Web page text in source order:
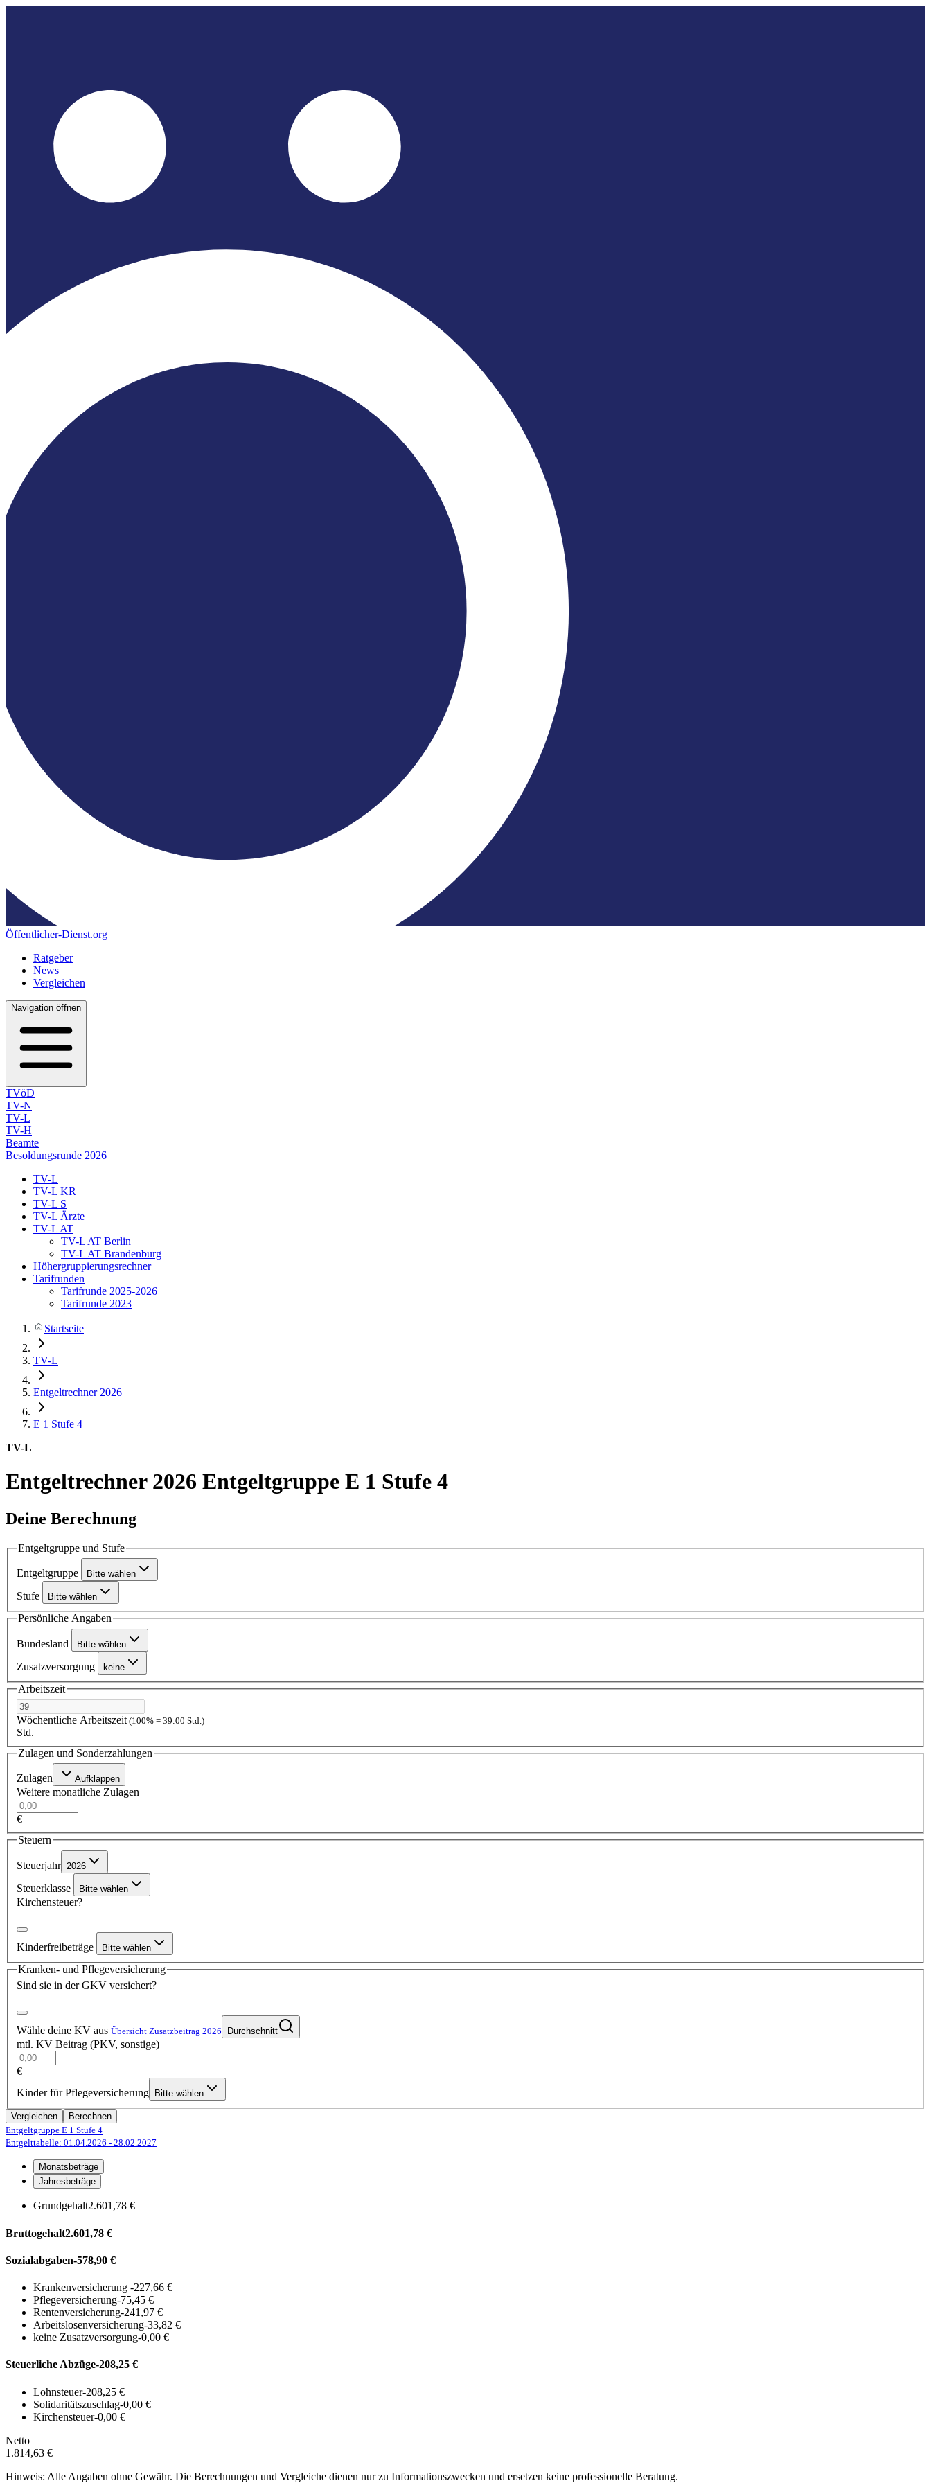
Öffentlicher-Dienst.org
Ratgeber
News
Vergleichen
Navigation öffnen
TVöD
TV-N
TV-L
TV-H
Beamte
Besoldungsrunde 2026
TV-L
TV-L KR
TV-L S
TV-L Ärzte
TV-L AT
TV-L AT Berlin
TV-L AT Brandenburg
Höhergruppierungsrechner
Tarifrunden
Tarifrunde 2025-2026
Tarifrunde 2023
Startseite
TV-L
Entgeltrechner 2026
E 1 Stufe 4
TV-L
Entgeltrechner 2026 Entgeltgruppe E 1 Stufe 4
Deine Berechnung
Entgeltgruppe und Stufe
Entgeltgruppe Bitte wählen
Stufe Bitte wählen
Persönliche Angaben
Bundesland Bitte wählen
Zusatzversorgung keine
Arbeitszeit
Wöchentliche Arbeitszeit (100% = 39:00 Std.)
Std.
Zulagen und Sonderzahlungen
Zulagen Aufklappen
Weitere monatliche Zulagen
€
Steuern
Steuerjahr 2026
Steuerklasse Bitte wählen
Kirchensteuer?
Kinderfreibeträge Bitte wählen
Kranken- und Pflegeversicherung
Sind sie in der GKV versichert?
Wähle deine KV aus Übersicht Zusatzbeitrag 2026 Durchschnitt
mtl. KV Beitrag (PKV, sonstige)
€
Kinder für Pflegeversicherung
Bitte wählen
Vergleichen
Berechnen
Entgeltgruppe E 1 Stufe 4
Entgelttabelle: 01.04.2026 - 28.02.2027
Monatsbeträge
Jahresbeträge
Grundgehalt2.601,78 €
Bruttogehalt2.601,78 €
Sozialabgaben-578,90 €
Krankenversicherung -227,66 €
Pflegeversicherung-75,45 €
Rentenversicherung-241,97 €
Arbeitslosenversicherung-33,82 €
keine Zusatzversorgung-0,00 €
Steuerliche Abzüge-208,25 €
Lohnsteuer-208,25 €
Solidaritätszuschlag-0,00 €
Kirchensteuer-0,00 €
Netto
1.814,63 €
Hinweis: Alle Angaben ohne Gewähr. Die Berechnungen und Vergleiche dienen nur zu Informationszwecken und ersetzen keine professionelle Beratung.